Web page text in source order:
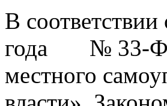
В
года № 33-ФЗ
местного